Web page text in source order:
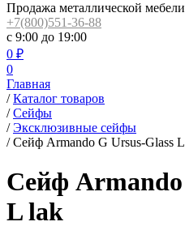
Продажа металлической
+7(800)551-36-88
с 9:00 до 19:00
0 ₽
0
Главная
/ Каталог товаров
/ Сейфы
/ Эксклюзивные сейфы
/ Сейф Armando G Ursus-Glass
Сейф Armando
L lak